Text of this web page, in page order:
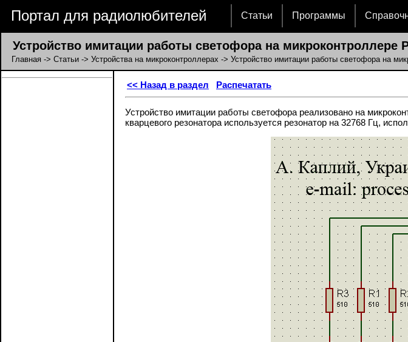
Портал для радиолюбителей Статьи Программы
Устройство имитации работы светофора на микроконтроллере
Главная -> Статьи -> Устройства на микроконтроллерах -> Устройство имитации работы светофора на
<< Назад в раздел Распечатать
Устройство имитации работы светофора реализовано на
кварцевого резонатора используется резонатор на 32768 Гц,